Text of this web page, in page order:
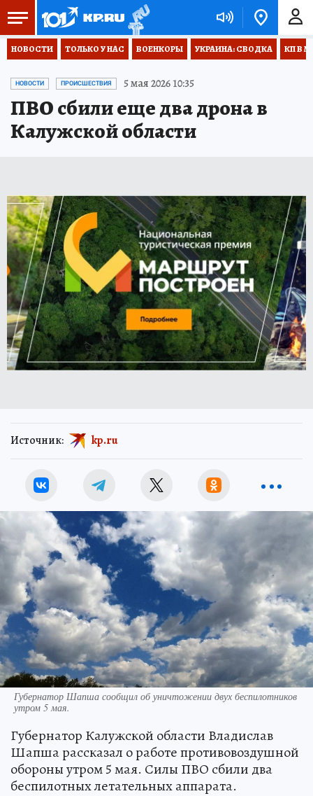
НОВОСТИ ТОЛЬКО У НАС ВОЕНКОРЫ УКРАИНА: СВОДКА КП В
НОВОСТИ ПРОИСШЕСТВИЯ 5 мая 2026 10:35
ПВО сбили еще два дрона в
Калужской области
Источник: kp.ru
Губернатор Шапша сообщил об уничтожении двух беспилотников
утром 5 мая.
Губернатор Калужской области Владислав
Шапша рассказал о работе противовоздушной
обороны утром 5 мая. Силы ПВО сбили два
беспилотных летательных аппарата.